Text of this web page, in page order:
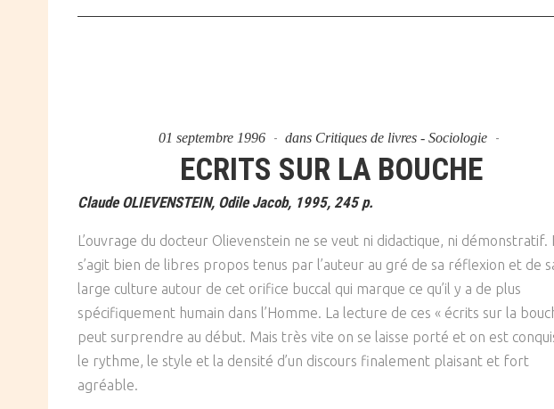
01 septembre 1996 dans Critiques de livres - Sociologie
ECRITS SUR LA BOUCHE
Claude OLIEVENSTEIN, Odile Jacob, 1995, 245 p.
L’ouvrage du docteur Olievenstein ne se veut ni didactique, ni démonstratif. Il
s’agit bien de libres propos tenus par l’auteur au gré de sa réflexion et de
large culture autour de cet orifice buccal qui marque ce qu’il y a de plus
spécifiquement humain dans l’Homme. La lecture de ces « écrits sur la
peut surprendre au début. Mais très vite on se laisse porté et on est
le rythme, le style et la densité d’un discours finalement plaisant et fort
agréable.